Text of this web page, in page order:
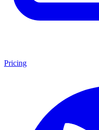
Pricing